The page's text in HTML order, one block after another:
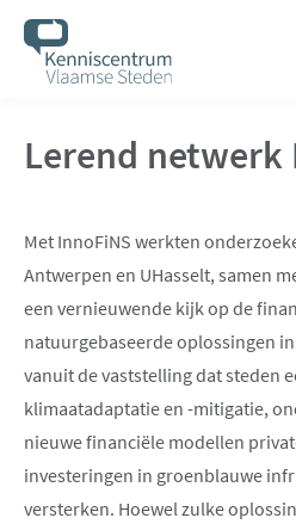
Overslaan
inhoud
Lerend netwerk
Met InnoFiNS werkten
Antwerpen en UHasselt, samen
een vernieuwende kijk op de
natuurgebaseerde oplossingen
vanuit de vaststelling dat steden
klimaatadaptatie en -mitigatie,
nieuwe financiële modellen
investeringen in groenblauwe
versterken. Hoewel zulke